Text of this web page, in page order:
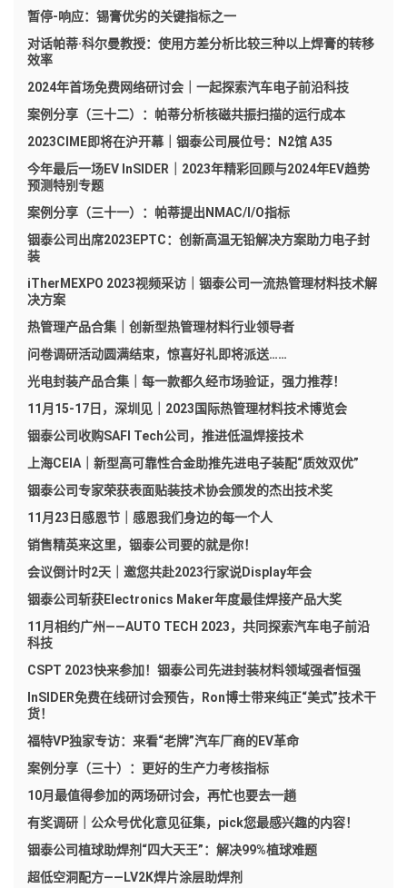
暂停-响应：锡膏优劣的关键指标之一
对话帕蒂·科尔曼教授：使用方差分析比较三种以上焊膏的转移
效率
2024年首场免费网络研讨会｜一起探索汽车电子前沿科技
案例分享（三十二）：帕蒂分析核磁共振扫描的运行成本
2023CIME即将在沪开幕｜铟泰公司展位号：N2馆 A35
今年最后一场EV InSIDER｜2023年精彩回顾与2024年EV趋势
预测特别专题
案例分享（三十一）：帕蒂提出NMAC/I/O指标
铟泰公司出席2023EPTC：创新高温无铅解决方案助力电子封
装
iTherMEXPO 2023视频采访｜铟泰公司一流热管理材料技术解
决方案
热管理产品合集｜创新型热管理材料行业领导者
问卷调研活动圆满结束，惊喜好礼即将派送……
光电封装产品合集｜每一款都久经市场验证，强力推荐！
11月15-17日，深圳见｜2023国际热管理材料技术博览会
铟泰公司收购SAFI Tech公司，推进低温焊接技术
上海CEIA｜新型高可靠性合金助推先进电子装配“质效双优”
铟泰公司专家荣获表面贴装技术协会颁发的杰出技术奖
11月23日感恩节｜感恩我们身边的每一个人
销售精英来这里，铟泰公司要的就是你！
会议倒计时2天｜邀您共赴2023行家说Display年会
铟泰公司斩获Electronics Maker年度最佳焊接产品大奖
11月相约广州——AUTO TECH 2023，共同探索汽车电子前沿
科技
CSPT 2023快来参加！铟泰公司先进封装材料领域强者恒强
InSIDER免费在线研讨会预告，Ron博士带来纯正“美式”技术干
货！
福特VP独家专访：来看“老牌”汽车厂商的EV革命
案例分享（三十）：更好的生产力考核指标
10月最值得参加的两场研讨会，再忙也要去一趟
有奖调研｜公众号优化意见征集，pick您最感兴趣的内容！
铟泰公司植球助焊剂“四大天王”：解决99%植球难题
超低空洞配方——LV2K焊片涂层助焊剂